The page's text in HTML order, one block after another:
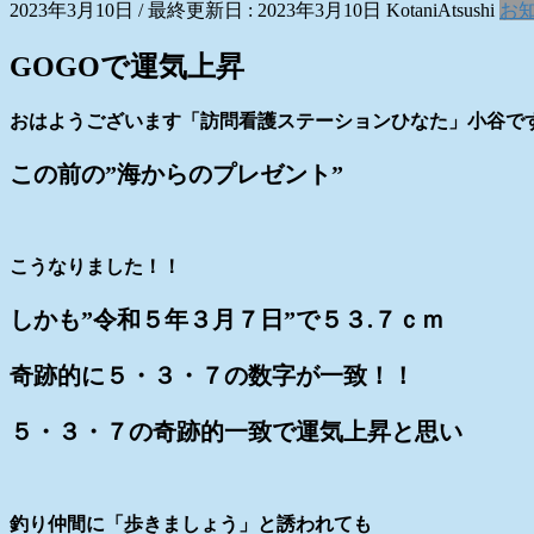
2023年3月10日 / 最終更新日 : 2023年3月10日 KotaniAtsushi お
GOGOで運気上昇
おはようございます「訪問看護ステーションひなた」小谷で
この前の”海からのプレゼント”
こうなりました！！
しかも”令和５年３月７日”で５３.７ｃｍ
奇跡的に５・３・７の数字が一致！！
５・３・７の奇跡的一致で運気上昇と思い
釣り仲間に「歩きましょう」と誘われても